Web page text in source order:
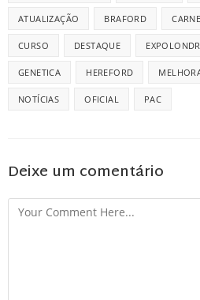
ATUALIZAÇÃO BRAFORD CARNE
CURSO DESTAQUE
GENETICA HEREFORD
NOTÍCIAS OFICIAL PAC
Deixe um comentário